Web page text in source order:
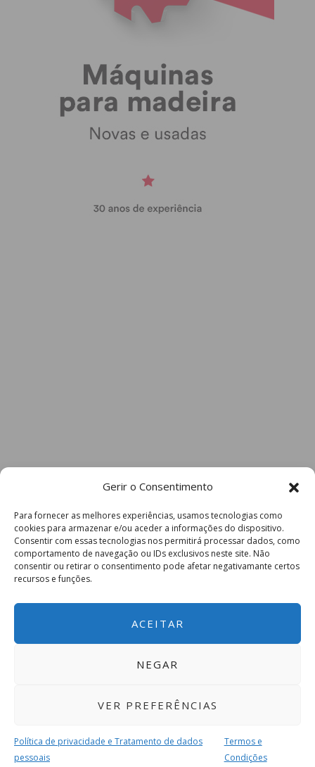
Gerir o Consentimento
Para fornecer as melhores experiências, usamos tecnologias como
cookies para armazenar e/ou aceder a informações do dispositivo.
Consentir com essas tecnologias nos permitirá processar dados, como
comportamento de navegação ou IDs exclusivos neste site. Não
consentir ou retirar o consentimento pode afetar negativamante certos
recursos e funções.
ACEITAR
NEGAR
VER PREFERÊNCIAS
Política de privacidade e Tratamento de dados
pessoais
Termos e
Condições